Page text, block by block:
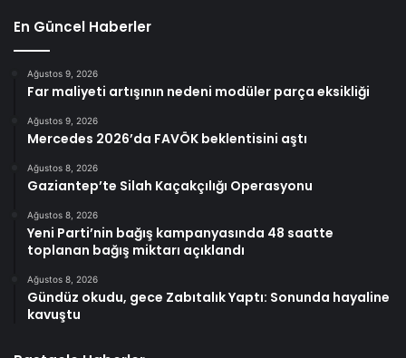
En Güncel Haberler
Ağustos 9, 2026
Far maliyeti artışının nedeni modüler parça eksikliği
Ağustos 9, 2026
Mercedes 2026’da FAVÖK beklentisini aştı
Ağustos 8, 2026
Gaziantep’te Silah Kaçakçılığı Operasyonu
Ağustos 8, 2026
Yeni Parti’nin bağış kampanyasında 48 saatte
toplanan bağış miktarı açıklandı
Ağustos 8, 2026
Gündüz okudu, gece Zabıtalık Yaptı: Sonunda hayaline
kavuştu